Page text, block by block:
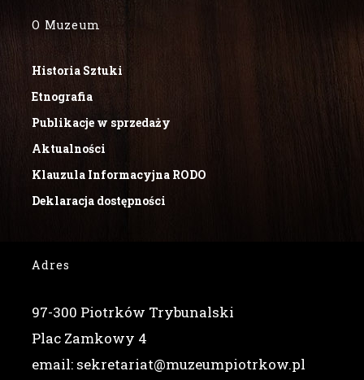
O Muzeum
Historia Sztuki
Etnografia
Publikacje w sprzedaży
Aktualności
Klauzula Informacyjna RODO
Deklaracja dostępności
Adres
97-300 Piotrków Trybunalski
Plac Zamkowy 4
email: sekretariat@muzeumpiotrkow.pl